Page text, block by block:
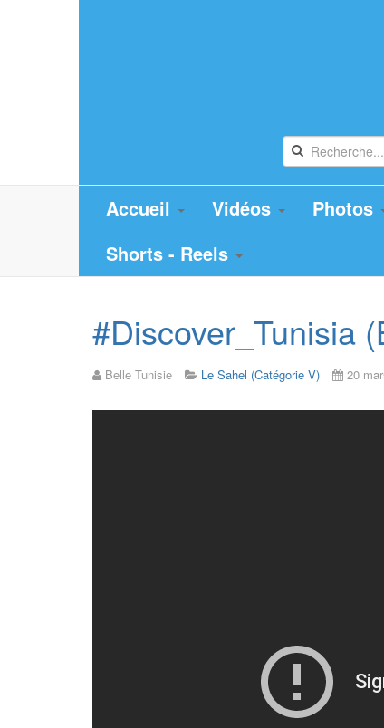
Accueil Vidéos Photos
Shorts - Reels
#Discover_Tunisia
Belle Tunisie Le Sahel (Catégorie V) 20